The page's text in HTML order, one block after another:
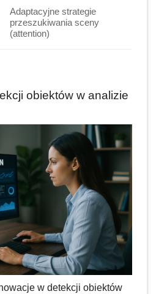
Adaptacyjne strategie
przeszukiwania sceny
(attention)
obiektów w analizie
w detekcji obiektów